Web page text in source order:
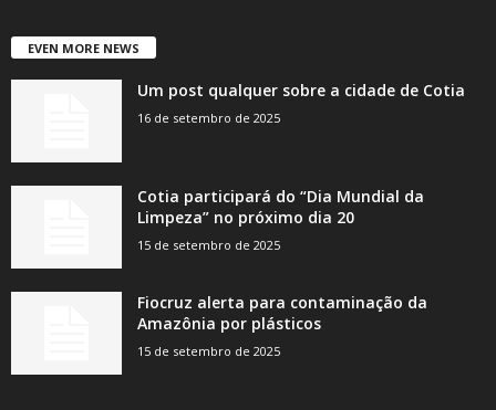
EVEN MORE NEWS
Um post qualquer sobre a cidade de Cotia
16 de setembro de 2025
Cotia participará do “Dia Mundial da
Limpeza” no próximo dia 20
15 de setembro de 2025
Fiocruz alerta para contaminação da
Amazônia por plásticos
15 de setembro de 2025